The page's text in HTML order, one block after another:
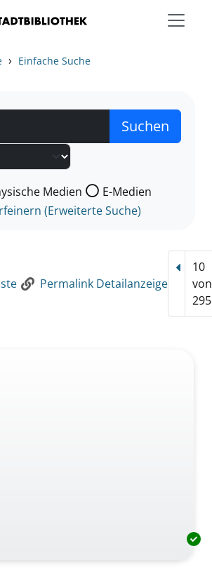
› Einfache Suche
Medienart nach der Sie suchen wollen.
Medien
E-Medien
(Erweiterte Suche)
Permalink Detailanzeige
10
von
295